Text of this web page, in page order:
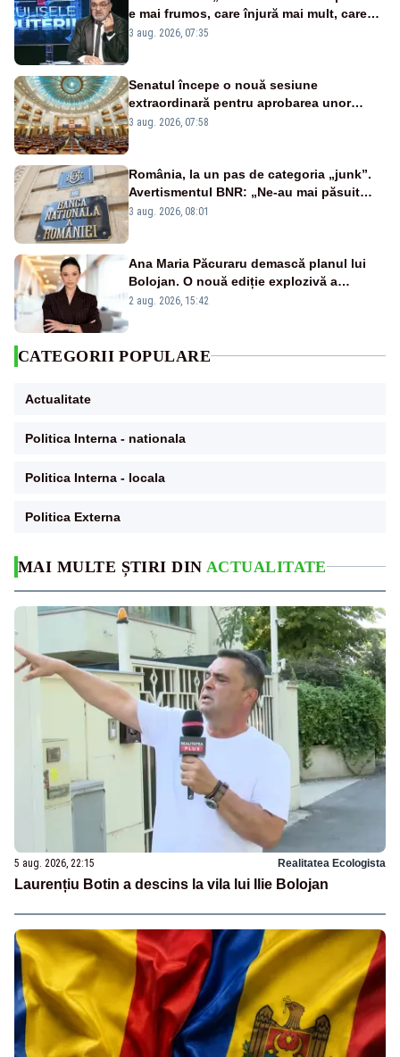
MAI MULTE ȘTIRI DIN ACTUALITATE
5 aug. 2026, 22:15 Realitatea Ecologista
Laurențiu Botin a descins la vila lui Ilie Bolojan
e mai frumos, care înjură mai mult, care
țipă mai tare, ci pe proiecte”
3 aug. 2026, 07:35
Senatul începe o nouă sesiune
extraordinară pentru aprobarea unor
jaloane din PNRR
3 aug. 2026, 07:58
România, la un pas de categoria „junk”.
Avertismentul BNR: „Ne-au mai păsuit
pentru câteva luni”
3 aug. 2026, 08:01
Ana Maria Păcuraru demască planul lui
Bolojan. O nouă ediție explozivă a
emisiunii „Miza Zilei” la Realitatea PLUS
2 aug. 2026, 15:42
CATEGORII POPULARE
Actualitate
Politica Interna - nationala
Politica Interna - locala
Politica Externa